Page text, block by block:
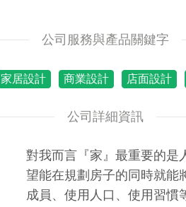
公司服務與產品關鍵字
家居設計 商業設計 店面設計
公司詳細資訊
對我而言『家』最重要的是
望能在規劃房子的同時就能
成員、使用人口、使用習慣